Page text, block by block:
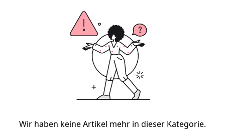
Wir haben keine Artikel mehr in dieser Kategorie.